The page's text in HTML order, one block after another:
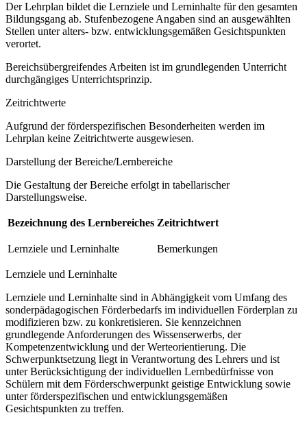
Der Lehrplan bildet die Lernziele und Lerninhalte für den gesamten
Bildungsgang ab. Stufenbezogene Angaben sind an ausgewählten
Stellen unter alters- bzw. entwicklungsgemäßen Gesichtspunkten
verortet.
Bereichsübergreifendes Arbeiten ist im grundlegenden Unterricht
durchgängiges Unterrichtsprinzip.
Zeitrichtwerte
Aufgrund der förderspezifischen Besonderheiten werden im
Lehrplan keine Zeitrichtwerte ausgewiesen.
Darstellung der Bereiche/Lernbereiche
Die Gestaltung der Bereiche erfolgt in tabellarischer
Darstellungsweise.
Bezeichnung des Lernbereiches Zeitrichtwert
Lernziele und Lerninhalte Bemerkungen
Lernziele und Lerninhalte
Lernziele und Lerninhalte sind in Abhängigkeit vom Umfang des
sonderpädagogischen Förderbedarfs im individuellen Förderplan zu
modifizieren bzw. zu konkretisieren. Sie kennzeichnen
grundlegende Anforderungen des Wissenserwerbs, der
Kompetenzentwicklung und der Werteorientierung. Die
Schwerpunktsetzung liegt in Verantwortung des Lehrers und ist
unter Berücksichtigung der individuellen Lernbedürfnisse von
Schülern mit dem Förderschwerpunkt geistige Entwicklung sowie
unter förderspezifischen und entwicklungsgemäßen
Gesichtspunkten zu treffen.